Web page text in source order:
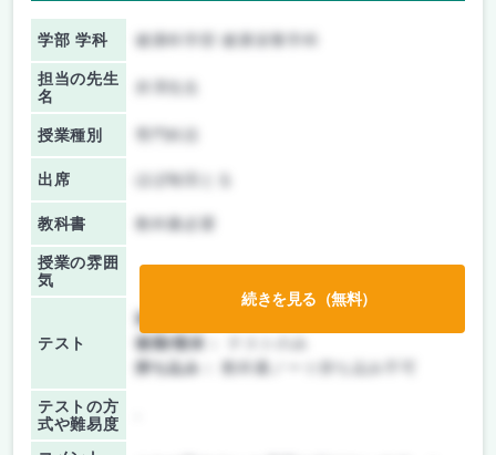
学部 学科 健康科学部 健康栄養学科
担当の先生
名
授業種別
出席 ほぼ毎回とる
教科書 教科書必要
授業の雰囲
気
テスト
前期/中間：
後期/期末：
持ち込み：
教科書ノート持ち込み不可
テストの方
式や難易度
続きを見る（無料）